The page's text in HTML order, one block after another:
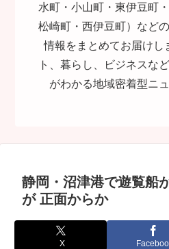
水町・小山町・東伊豆町
松崎町・西伊豆町）など
情報をまとめてお届けし
ト、暮らし、ビジネスな
がわかる地域密着型ニ
静岡・沼津港で遊覧船
が 正面からか
X